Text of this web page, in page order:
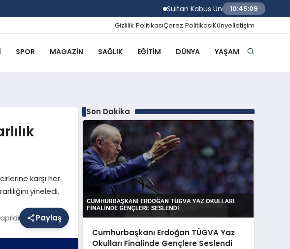
Sultan Kabus Üniversitesi Afaq Programı
10:45:10
Gizlilik PolitikasıÇerez PolitikasıKünyeİletişim
SPOR MAGAZIN SAĞLIK EĞITIM DÜNYA YAŞAM
karşı her
yineledi.
Paylaş
Son Dakika
Cumhurbaşkanı Erdoğan TÜGVA Yaz
Okulları Finalinde Gençlere Seslendi